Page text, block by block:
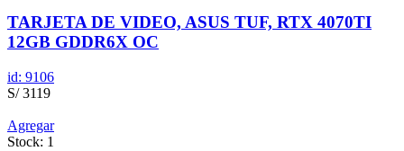
TARJETA DE VIDEO, ASUS TUF, RTX 4070TI
12GB GDDR6X OC
id: 9106
S/ 3119
Agregar
Stock: 1